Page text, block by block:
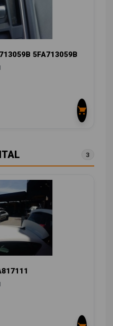
5FA713059B
3